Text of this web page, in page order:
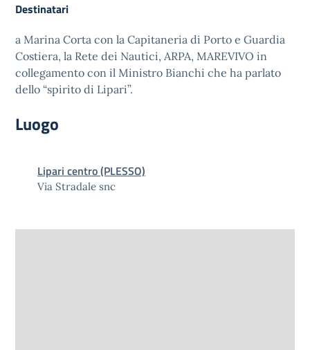
Destinatari
a Marina Corta con la Capitaneria di Porto e Guardia
Costiera, la Rete dei Nautici, ARPA, MAREVIVO in
collegamento con il Ministro Bianchi che ha parlato
dello “spirito di Lipari”.
Luogo
Lipari centro (PLESSO)
Via Stradale snc